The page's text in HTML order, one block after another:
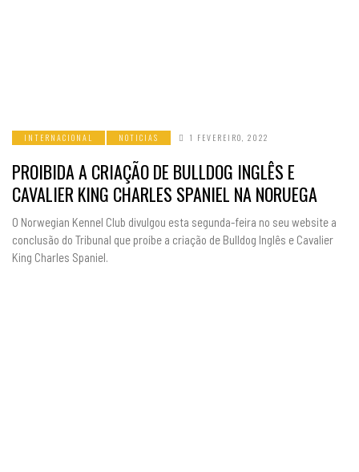
INTERNACIONAL NOTICIAS 1 FEVEREIRO, 2022
PROIBIDA A CRIAÇÃO DE BULLDOG INGLÊS E
CAVALIER KING CHARLES SPANIEL NA NORUEGA
O Norwegian Kennel Club divulgou esta segunda-feira no seu website a
conclusão do Tribunal que proíbe a criação de Bulldog Inglês e Cavalier
King Charles Spaniel.